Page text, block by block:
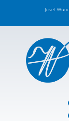
Josef